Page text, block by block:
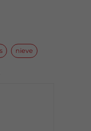
nieve